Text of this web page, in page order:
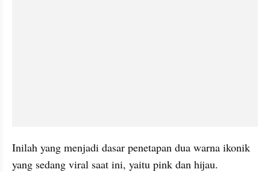
Inilah yang menjadi dasar penetapan dua warna ikonik
yang sedang viral saat ini, yaitu pink dan hijau.